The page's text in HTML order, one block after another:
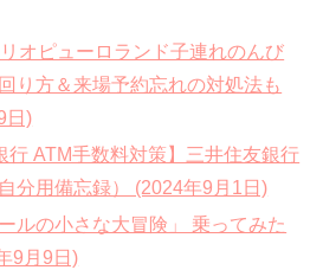
オピューロランド子連れのんび
り方＆来場予約忘れの対処法も
日)
行 ATM手数料対策】三井住友銀行
分用備忘録） (2024年9月1日)
ルの小さな大冒険」 乗ってみた
9月9日)